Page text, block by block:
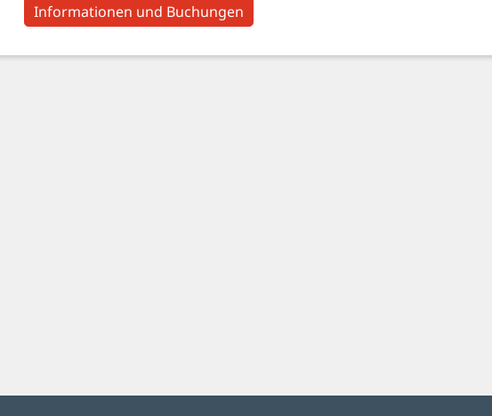
Informationen und Buchungen